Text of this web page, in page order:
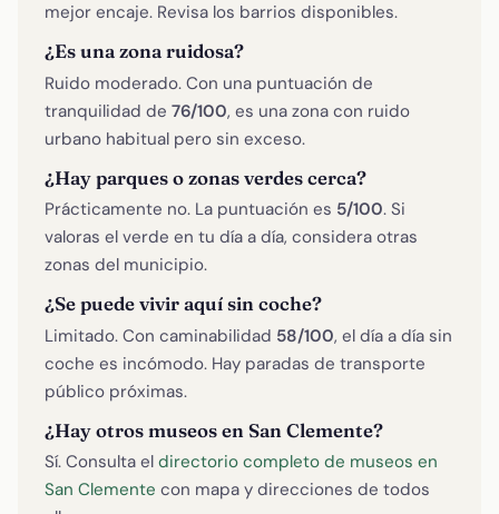
mejor encaje. Revisa los barrios disponibles.
¿Es una zona ruidosa?
Ruido moderado. Con una puntuación de
tranquilidad de 76/100, es una zona con ruido
urbano habitual pero sin exceso.
¿Hay parques o zonas verdes cerca?
Prácticamente no. La puntuación es 5/100. Si
valoras el verde en tu día a día, considera otras
zonas del municipio.
¿Se puede vivir aquí sin coche?
Limitado. Con caminabilidad 58/100, el día a día sin
coche es incómodo. Hay paradas de transporte
público próximas.
¿Hay otros museos en San Clemente?
Sí. Consulta el directorio completo de museos en
San Clemente con mapa y direcciones de todos